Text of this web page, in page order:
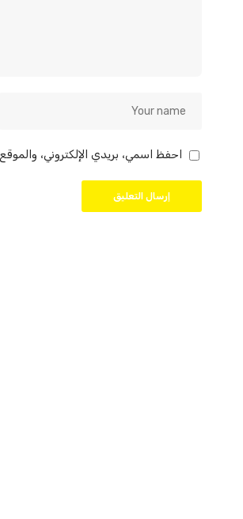
احفظ اسمي، بريدي الإلكتروني،